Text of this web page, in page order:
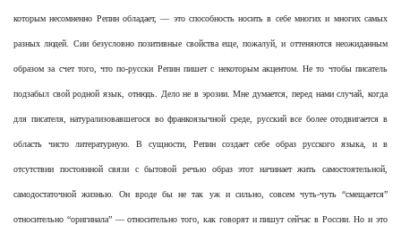
которым несомненно Репин обладает, — это способность носить в себе многих и многих самых
разных людей. Сии безусловно позитивные свойства еще, пожалуй, и оттеняются неожиданным
образом за счет того, что по-русски Репин пишет с некоторым акцентом. Не то чтобы писатель
подзабыл свой родной язык, отнюдь. Дело не в эрозии. Мне думается, перед нами случай, когда
для писателя, натурализовавшегося во франкоязычной среде, русский все более отодвигается в
область чисто литературную. В сущности, Репин создает себе образ русского языка, и в
отсутствии постоянной связи с бытовой речью образ этот начинает жить самостоятельной,
самодостаточной жизнью. Он вроде бы не так уж и сильно, совсем чуть-чуть “смещается”
относительно “оригинала” — относительно того, как говорят и пишут сейчас в России. Но и это